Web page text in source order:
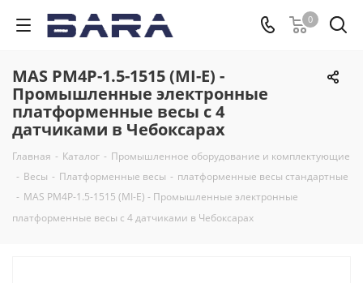
0
MAS PM4P-1.5-1515 (MI-E) -
Промышленные электронные
платформенные весы с 4
датчиками в Чебоксарах
Главная - Каталог - Промышленное оборудование и комплектующие
- Весы - Платформенные весы - платформенные весы стандартные
- MAS PM4P-1.5-1515 (MI-E) - Промышленные электронные
платформенные весы с 4 датчиками в Чебоксарах